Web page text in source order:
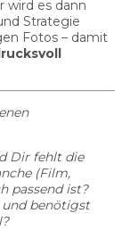
wird es dann
Strategie
Fotos – damit
Dir fehlt die
(Film,
passend ist?
und benötigst